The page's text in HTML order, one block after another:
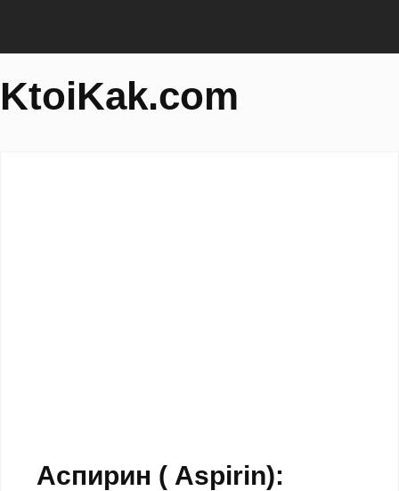
KtoiKak.com
Аспирин ( Aspirin):